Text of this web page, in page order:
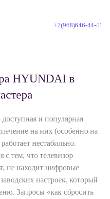
+7(968)646-44-41
HYUNDAI в
и популярная
на них (особенно на
нестабильно.
с тем, что телевизор
не находит цифровые
настроек, который
Запросы «как сбросить